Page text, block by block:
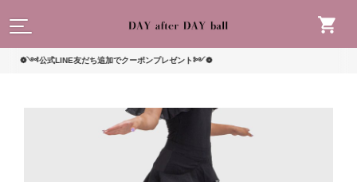
公式LINE友だち追加でクーポンプレゼント༻❁